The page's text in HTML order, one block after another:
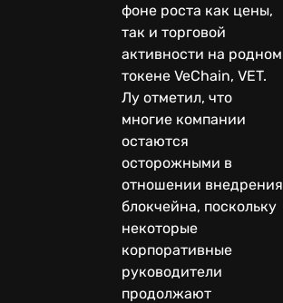
фоне роста как цены,
так и торговой
активности на родном
токене VeChain, VET.
Лу отметил, что
многие компании
остаются
осторожными в
отношении внедрения
блокчейна, поскольку
некоторые
корпоративные
руководители
продолжают